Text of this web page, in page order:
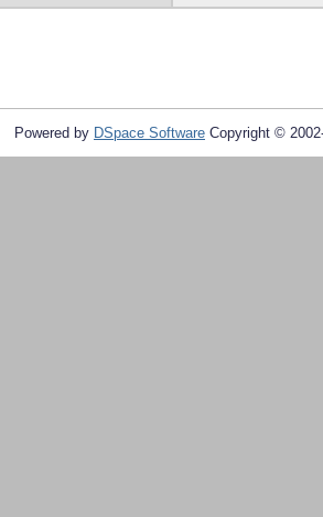
Powered by DSpace Software Copyright ©